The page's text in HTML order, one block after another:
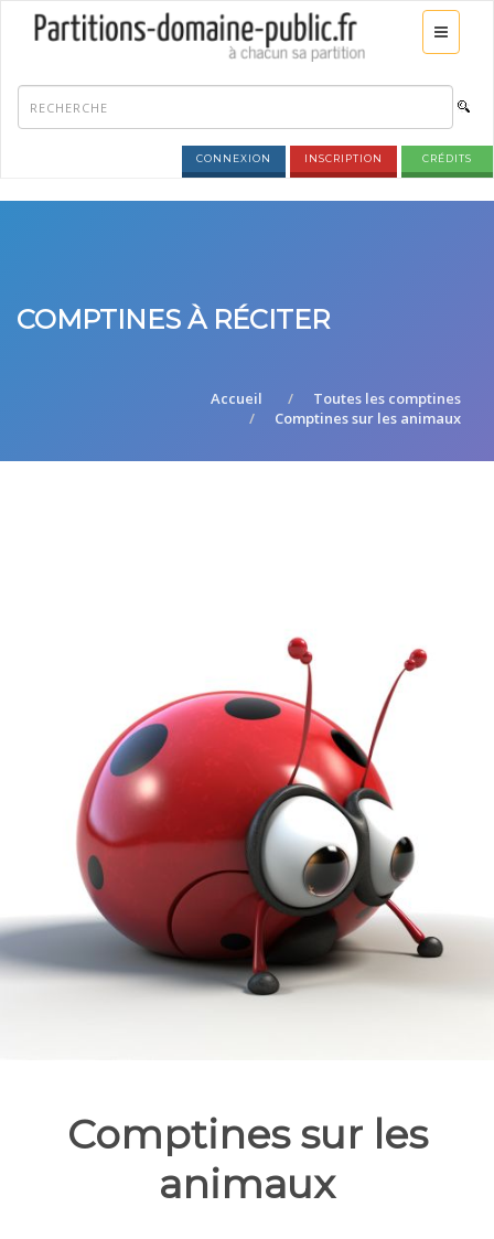
CONNEXION INSCRIPTION CRÉDITS
COMPTINES À RÉCITER
Accueil
Toutes les comptines
Comptines sur les animaux
Comptines sur les
animaux